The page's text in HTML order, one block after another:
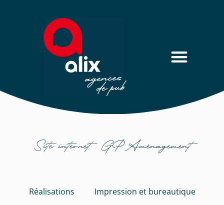
Site internet GP Aménagement
Réalisations Impression et bureautique